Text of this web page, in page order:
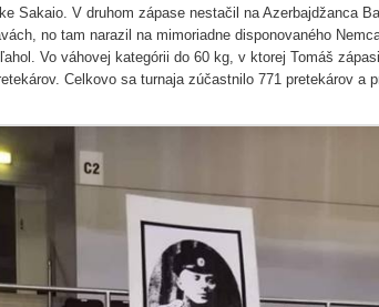
Sakaio. V druhom zápase nestačil na Azerbajdžanca
no tam narazil na mimoriadne disponovaného
Vo váhovej kategórii do 60 kg, v ktorej Tomáš
Celkovo sa turnaja zúčastnilo 771 pretekárov a